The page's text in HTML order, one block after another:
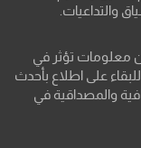
والتداعيات.
معلومات تؤثر في
على اطلاع بأحدث
والمصداقية في